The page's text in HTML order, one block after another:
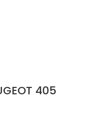
405